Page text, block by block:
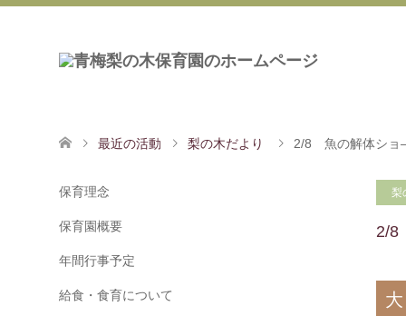
最近の活動 梨の木だより 2/8 魚の解体ショ
梨
2/8
保育理念
保育園概要
年間行事予定
給食・食育について